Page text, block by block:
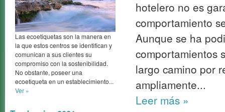
Las ecoetiquetas son la manera en
la que estos centros se identifican y
comunican a sus clientes su
compromiso con la sostenibilidad.
No obstante, poseer una
ecoetiqueta en un establecimiento...
Ver »
hotelero no es
comportamiento
Aunque se ha
comportamientos
largo camino por
ampliamente...
Leer más »